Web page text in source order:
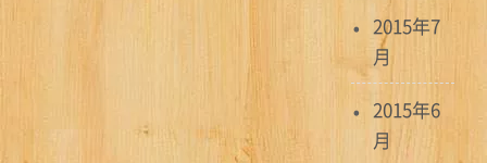
2015年7
月
2015年6
月